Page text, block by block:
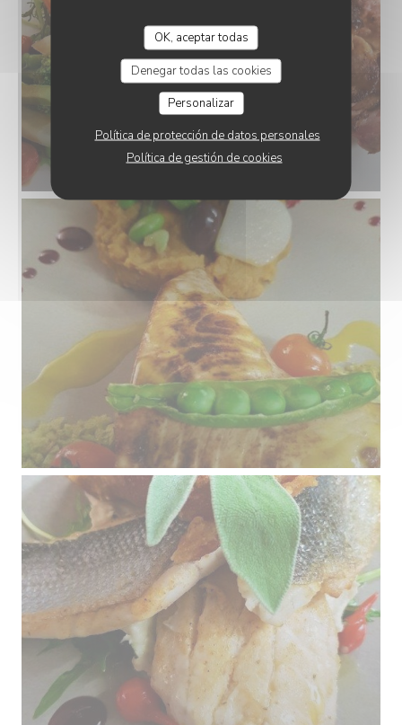
OK, aceptar todas
Denegar todas las cookies
Personalizar
Política de protección de datos personales
Política de gestión de cookies